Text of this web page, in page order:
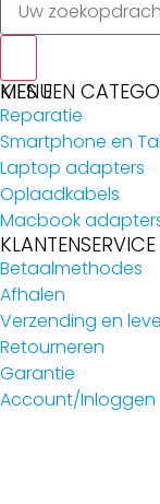
MENU
KIES EEN
Reparatie
Smartphone en
Laptop adapters
Oplaadkabels
Macbook
KLANTENSERVICE
Betaalmethodes
Afhalen
Verzending en
Retourneren
Garantie
Account/Inloggen